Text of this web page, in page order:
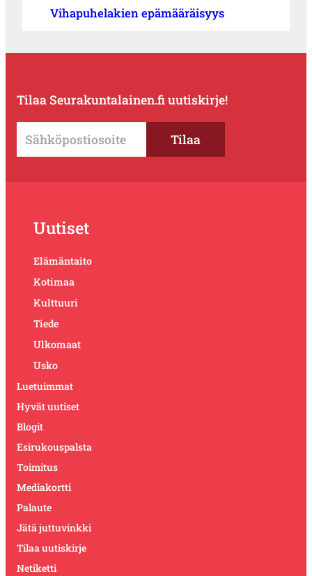
Vihapuhelakien epämääräisyys
Tilaa Seurakuntalainen.fi uutiskirje!
Uutiset
Elämäntaito
Kotimaa
Kulttuuri
Tiede
Ulkomaat
Usko
Luetuimmat
Hyvät uutiset
Blogit
Esirukouspalsta
Toimitus
Mediakortti
Palaute
Jätä juttuvinkki
Tilaa uutiskirje
Netiketti